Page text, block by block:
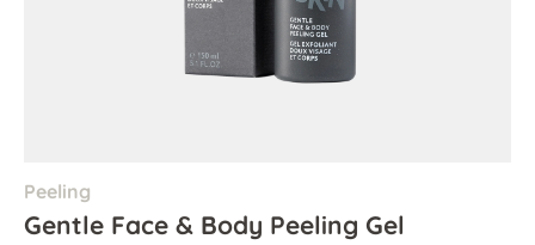
Peeling
Gentle Face & Body Peeling Gel